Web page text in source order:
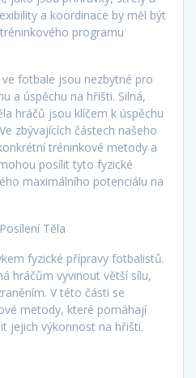
a koordinace by měl být
programu
fotbale jsou nezbytné pro
a úspěchu na hřišti. Silná,
hráčů jsou klíčem k úspěchu
zbývajících částech našeho
tréninkové metody a
posílit tyto fyzické
maximálního potenciálu na
Těla
fyzické přípravy fotbalistů.
hráčům vyvinout větší sílu,
V této části se
metody, které pomáhají
jejich výkonnost na hřišti.